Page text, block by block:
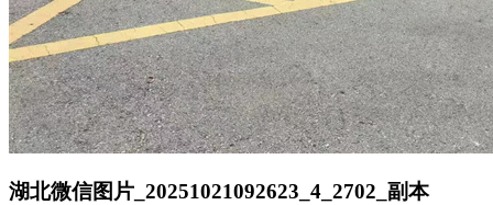
湖北微信图片_20251021092623_4_2702_副本